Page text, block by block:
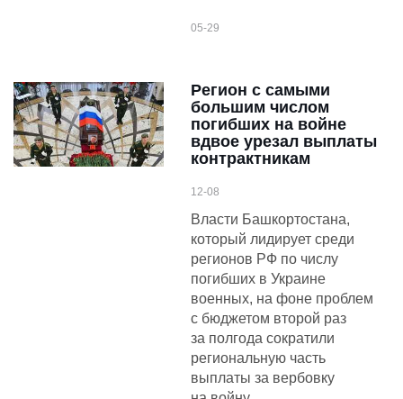
05-29
Регион с самыми
большим числом
погибших на войне
вдвое урезал выплаты
контрактникам
12-08
Власти Башкортостана,
который лидирует среди
регионов РФ по числу
погибших в Украине
военных, на фоне проблем
с бюджетом второй раз
за полгода сократили
региональную часть
выплаты за вербовку